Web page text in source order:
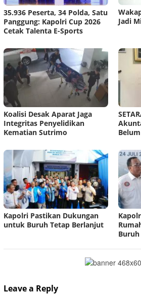
35.936 Peserta, 34 Polda, Satu
Panggung: Kapolri Cup 2026
Cetak Talenta E-Sports
Jadi
Koalisi Desak Aparat Jaga
Integritas Penyelidikan
Kematian Sutrimo
Kapolri Pastikan Dukungan
untuk Buruh Tetap Berlanjut
Leave a Reply